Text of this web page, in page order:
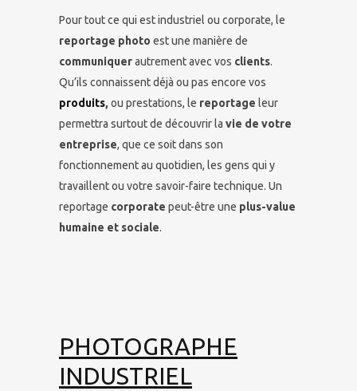
Pour tout ce qui est industriel ou corporate, le
reportage photo est une manière de
communiquerautrement avec vos clients.
Qu’ils connaissent déjà ou pas encore vos
produits, ou prestations, le reportage leur
permettra surtout de découvrir la vie de votre
entreprise, que ce soit dans son
fonctionnement au quotidien, les gens qui y
travaillent ou votre savoir-faire technique. Un
reportage corporate peut-être une plus-value
humaine et sociale.
PHOTOGRAPHE
INDUSTRIEL